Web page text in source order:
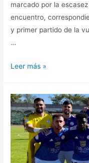
marcado por la
encuentro,
y primer partido de la
…
Leer más »